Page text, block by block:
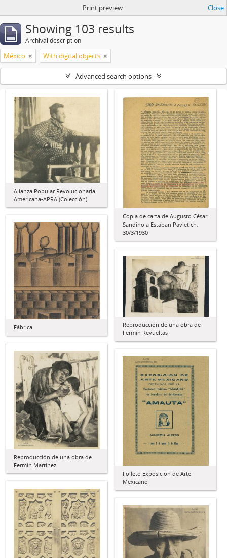
Print preview Close
Showing 103 results
Archival description
México With digital objects
Advanced search options
Alianza Popular Revolucionaria
Americana-APRA (Colección)
Copia de carta de Augusto César
Sandino a Estaban Pavletich,
30/3/1930
Fábrica
Reproducción de una obra de
Fermín Revueltas
Reproducción de una obra de
Fermín Martínez
Folleto Exposición de Arte
Mexicano